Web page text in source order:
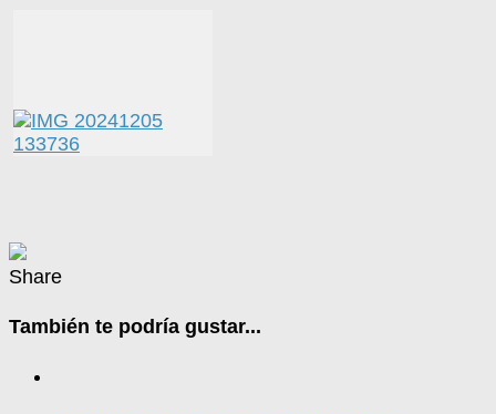
Share
También te podría gustar...